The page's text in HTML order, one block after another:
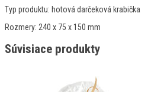
Typ produktu: hotová darčeková krabička
Rozmery: 240 x 75 x 150 mm
Súvisiace produkty